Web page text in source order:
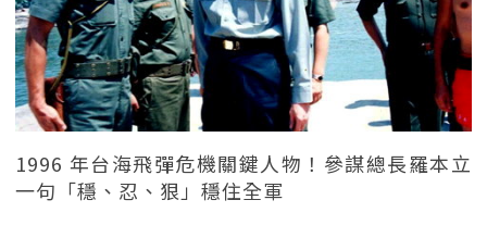
1996 年台海飛彈危機關鍵人物！參謀總長羅本立
一句「穩、忍、狠」穩住全軍